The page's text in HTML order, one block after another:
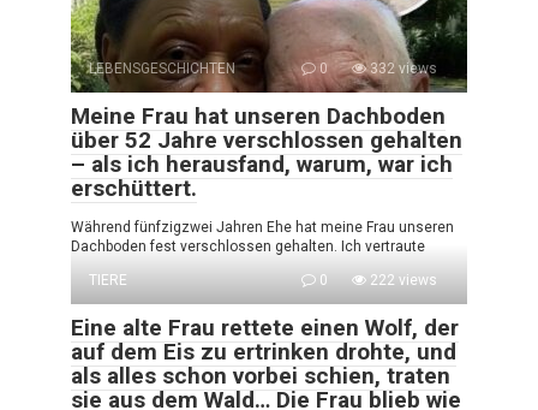
LEBENSGESCHICHTEN 0 332 views
Meine Frau hat unseren Dachboden
über 52 Jahre verschlossen gehalten
– als ich herausfand, warum, war ich
erschüttert.
Während fünfzig­zwei Jahren Ehe hat meine Frau unseren
Dachboden fest verschlossen gehalten. Ich vertraute
TIERE
0 222 views
Eine alte Frau rettete einen Wolf, der
auf dem Eis zu ertrinken drohte, und
als alles schon vorbei schien, traten
sie aus dem Wald… Die Frau blieb wie